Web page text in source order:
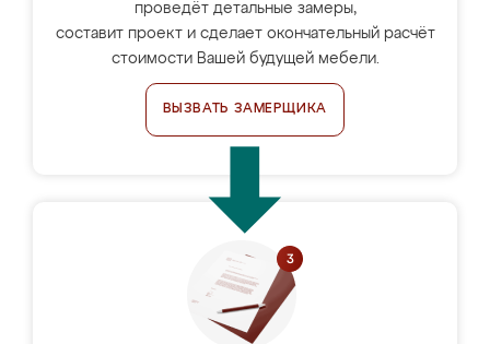
проведёт детальные замеры,
составит проект и сделает окончательный расчёт
стоимости Вашей будущей мебели.
ВЫЗВАТЬ ЗАМЕРЩИКА